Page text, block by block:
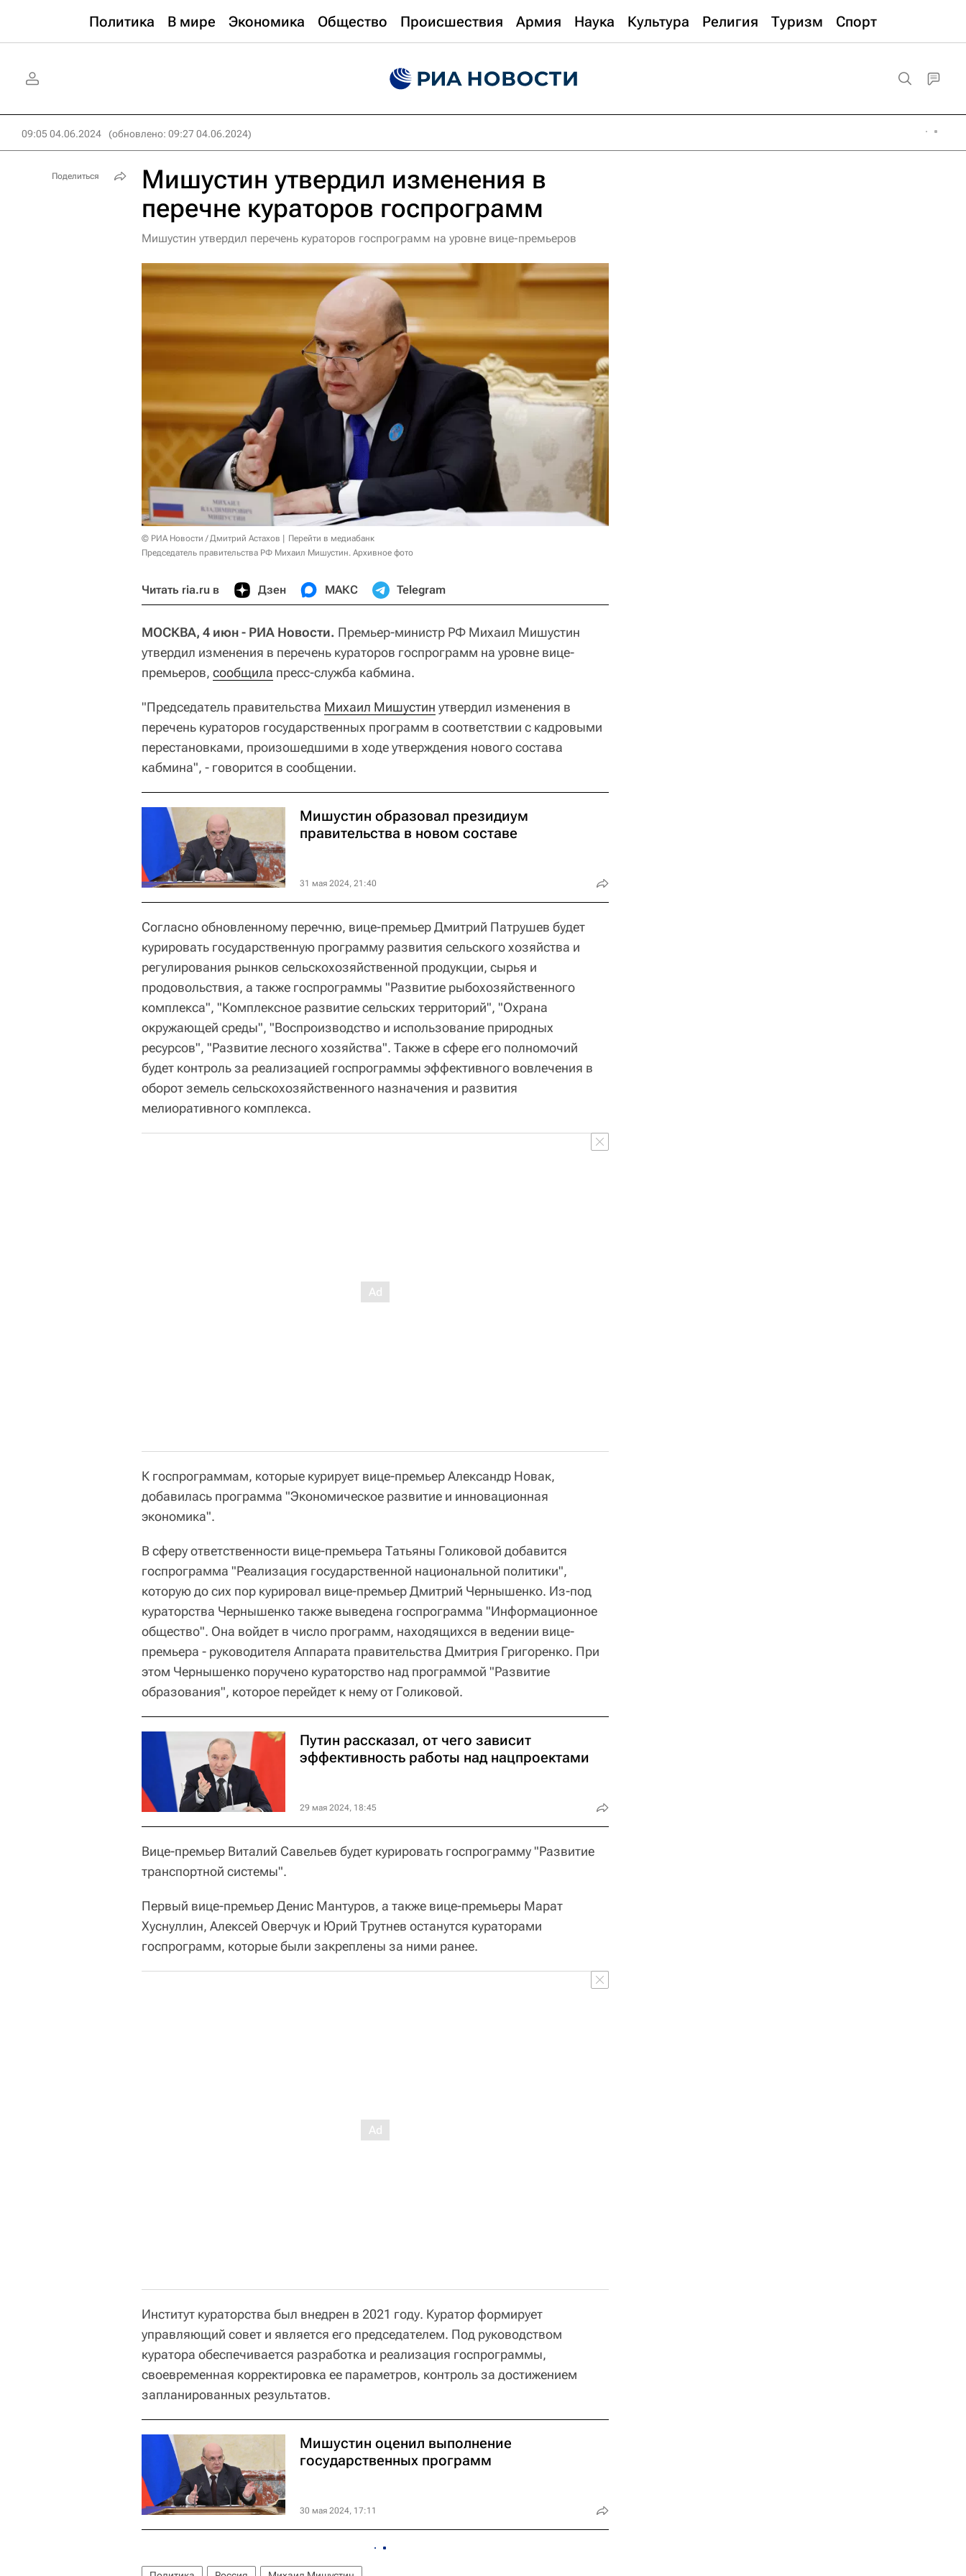
Политика В мире Экономика Общество Происшествия Армия Наука Культура Религия Туризм Спорт
09:05 04.06.2024 (обновлено: 09:27 04.06.2024)
Мишустин утвердил изменения в
перечне кураторов госпрограмм
Мишустин утвердил перечень кураторов госпрограмм на уровне вице-премьеров
© РИА Новости / Дмитрий Астахов
Перейти в медиабанк
Председатель правительства РФ Михаил Мишустин. Архивное фото
Читать ria.ru в Дзен МАКС Telegram
МОСКВА, 4 июн - РИА Новости. Премьер-министр РФ Михаил Мишустин
утвердил изменения в перечень кураторов госпрограмм на уровне вице-
премьеров, сообщила пресс-служба кабмина.
"Председатель правительства Михаил Мишустин утвердил изменения в
перечень кураторов государственных программ в соответствии с кадровыми
перестановками, произошедшими в ходе утверждения нового состава
кабмина", - говорится в сообщении.
Мишустин образовал президиум
правительства в новом составе
31 мая 2024, 21:40
Согласно обновленному перечню, вице-премьер Дмитрий Патрушев будет
курировать государственную программу развития сельского хозяйства и
регулирования рынков сельскохозяйственной продукции, сырья и
продовольствия, а также госпрограммы "Развитие рыбохозяйственного
комплекса", "Комплексное развитие сельских территорий", "Охрана
окружающей среды", "Воспроизводство и использование природных
ресурсов", "Развитие лесного хозяйства". Также в сфере его полномочий
будет контроль за реализацией госпрограммы эффективного вовлечения в
оборот земель сельскохозяйственного назначения и развития
мелиоративного комплекса.
К госпрограммам, которые курирует вице-премьер Александр Новак,
добавилась программа "Экономическое развитие и инновационная
экономика".
В сферу ответственности вице-премьера Татьяны Голиковой добавится
госпрограмма "Реализация государственной национальной политики",
которую до сих пор курировал вице-премьер Дмитрий Чернышенко. Из-под
кураторства Чернышенко также выведена госпрограмма "Информационное
общество". Она войдет в число программ, находящихся в ведении вице-
премьера - руководителя Аппарата правительства Дмитрия Григоренко. При
этом Чернышенко поручено кураторство над программой "Развитие
образования", которое перейдет к нему от Голиковой.
Путин рассказал, от чего зависит
эффективность работы над нацпроектами
29 мая 2024, 18:45
Вице-премьер Виталий Савельев будет курировать госпрограмму "Развитие
транспортной системы".
Первый вице-премьер Денис Мантуров, а также вице-премьеры Марат
Хуснуллин, Алексей Оверчук и Юрий Трутнев останутся кураторами
госпрограмм, которые были закреплены за ними ранее.
Институт кураторства был внедрен в 2021 году. Куратор формирует
управляющий совет и является его председателем. Под руководством
куратора обеспечивается разработка и реализация госпрограммы,
своевременная корректировка ее параметров, контроль за достижением
запланированных результатов.
Мишустин оценил выполнение
государственных программ
30 мая 2024, 17:11
Поделиться